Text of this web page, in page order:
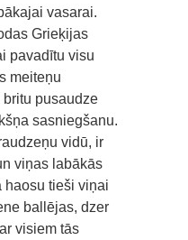
vasarai.
Grieķijas
pavadītu visu
meiteņu
pusaudze
sasniegšanu.
vidū, ir
viņas labākās
haosu tieši viņai
ballējas, dzer
visiem tās